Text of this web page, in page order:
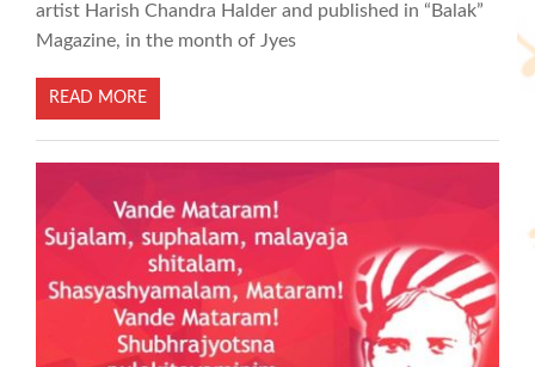
artist Harish Chandra Halder and published in “Balak”
Magazine, in the month of Jyes
READ MORE